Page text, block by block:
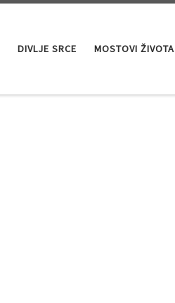
DIVLJE SRCE MOSTOVI ŽIVOTA